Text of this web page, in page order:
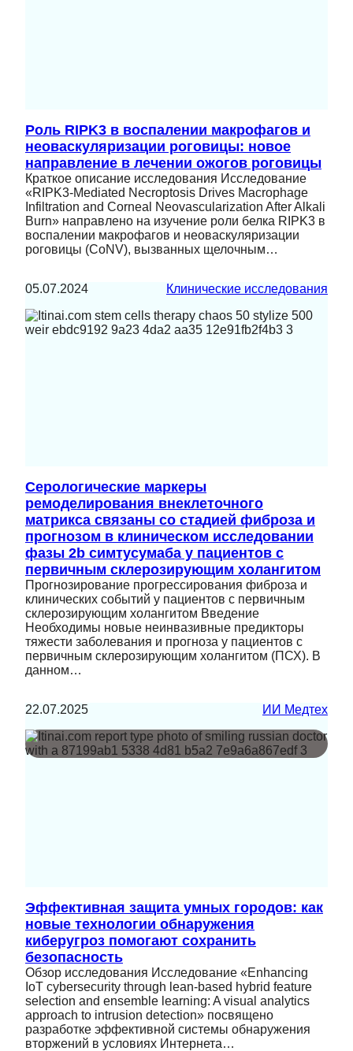
Роль RIPK3 в воспалении макрофагов и
неоваскуляризации роговицы: новое
направление в лечении ожогов роговицы
Краткое описание исследования Исследование
«RIPK3-Mediated Necroptosis Drives Macrophage
Infiltration and Corneal Neovascularization After Alkali
Burn» направлено на изучение роли белка RIPK3 в
воспалении макрофагов и неоваскуляризации
роговицы (CoNV), вызванных щелочным…
05.07.2024 Клинические исследования
Серологические маркеры
ремоделирования внеклеточного
матрикса связаны со стадией фиброза и
прогнозом в клиническом исследовании
фазы 2b симтусумаба у пациентов с
первичным склерозирующим холангитом
Прогнозирование прогрессирования фиброза и
клинических событий у пациентов с первичным
склерозирующим холангитом Введение
Необходимы новые неинвазивные предикторы
тяжести заболевания и прогноза у пациентов с
первичным склерозирующим холангитом (ПСХ). В
данном…
22.07.2025 ИИ Медтех
Эффективная защита умных городов: как
новые технологии обнаружения
киберугроз помогают сохранить
безопасность
Обзор исследования Исследование «Enhancing
IoT cybersecurity through lean-based hybrid feature
selection and ensemble learning: A visual analytics
approach to intrusion detection» посвящено
разработке эффективной системы обнаружения
вторжений в условиях Интернета…